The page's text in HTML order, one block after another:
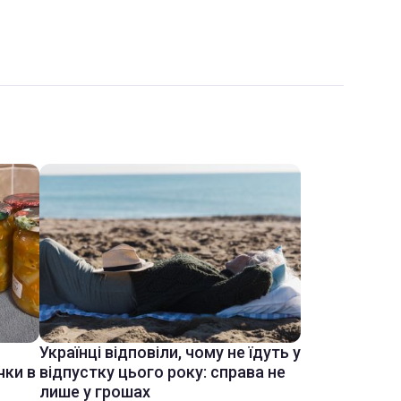
в
Українці відповіли, чому не їдуть у
відпустку цього року: справа не
лише у грошах